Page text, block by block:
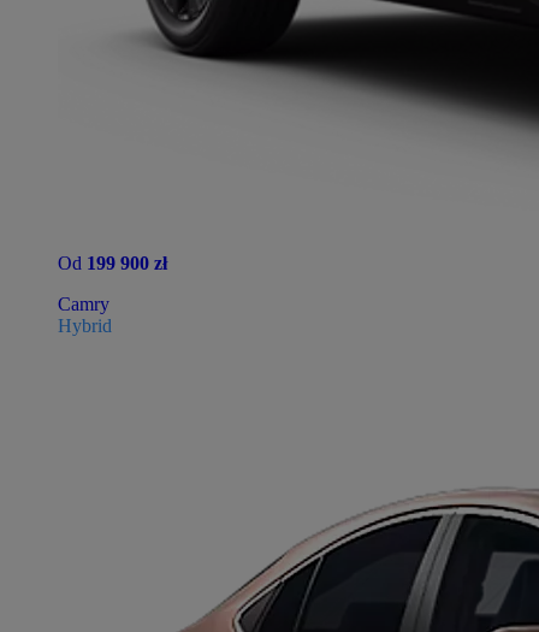
Od 199 900 zł
Camry
Hybrid